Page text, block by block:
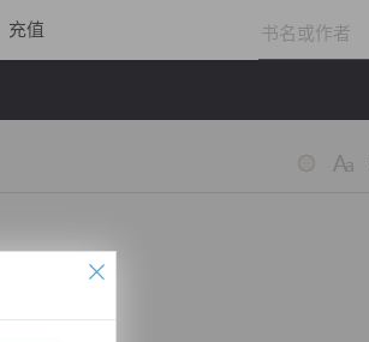
充值